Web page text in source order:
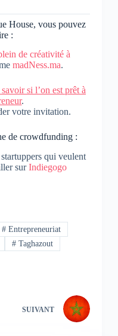
House, vous pouvez
:
de créativité à
madNess.ma.
si l’on est prêt à
.
votre invitation.
de crowdfunding :
qui veulent
surIndiegogo
# Entrepreneuriat
# Taghazout
SUIVANT